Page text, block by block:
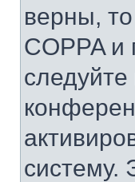
верны,
COPPA и
систему.